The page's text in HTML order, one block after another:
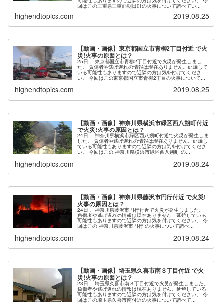
回はこの三重県三重郡朝日町の火事について調べてい...
highendtopics.com 2019.08.25
【動画・画像】東京都国立市青柳2丁目付近 で火
災!火事の原因とは？
25日 、東京都国立市青柳2丁目付近で火災が発生しまし
た。 負傷者や逃げ遅れの情報は現在ありません。延焼して
いる可能性もありますので近隣の方は気を付けてくださ
い。 今回はこの東京都国立市青柳2丁目の火事について...
highendtopics.com 2019.08.25
【動画・画像】神奈川県横浜市緑区西八朔町付近
で火災!火事の原因とは？
24日 、神奈川県横浜市緑区西八朔町付近で火災が発生しま
した。 負傷者や逃げ遅れの情報は現在ありません。延焼し
ている可能性もありますので近隣の方は気を付けてくださ
い。 今回はこの 神奈川県横浜市緑区西八朔町 の...
highendtopics.com 2019.08.24
【動画・画像】神奈川県藤沢市円行付近 で火災!
火事の原因とは？
24日 、神奈川県藤沢市円行付近で火災が発生しました。
負傷者や逃げ遅れの情報は現在ありません。延焼している
可能性もありますので近隣の方は気を付けてください。 今
回はこの 神奈川県藤沢市円行 の火事について調べ...
highendtopics.com 2019.08.24
【動画・画像】埼玉県久喜市南３丁目付近 で火
災!火事の原因とは？
23日 、埼玉県久喜市南３丁目付近で火災が発生しました。
負傷者や逃げ遅れの情報は現在ありません。延焼している
可能性もありますので近隣の方は気を付けてください。 今
回はこの埼玉県久喜市南付近の火事について調べて...